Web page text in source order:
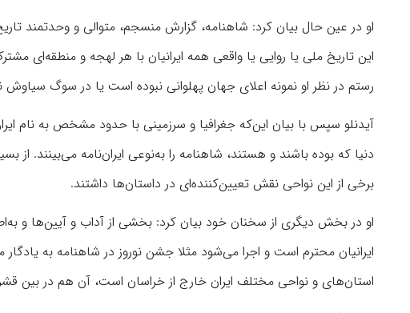
او در عین حال بیان کرد: شاهنامه، گزارش منسجم، متوالی و وحدتمند
این تاریخ ملی یا روایی یا واقعی همه ایرانیان با هر لهجه و منطقه‌ای
رستم در نظر او نمونه اعلای جهان پهلوانی نبوده است یا در سوگ سیاوش
آیدنلو سپس با بیان این‌که جغرافیا و سرزمینی با حدود مشخص به نام
دنیا که بوده باشند و هستند، شاهنامه را به‌نوعی ایران‌نامه می‌بینند. از
برخی از این نواحی نقش تعیین‌کننده‌ای در داستان‌ها داشتند.
او در بخش دیگری از سخنان خود بیان کرد: بخشی از آداب و آیین‌ها و
ایرانیان محترم است و اجرا می‌شود مثلا جشن نوروز در شاهنامه به
استان‌های و نواحی مختلف ایران خارج از خراسان است، آن هم در بین